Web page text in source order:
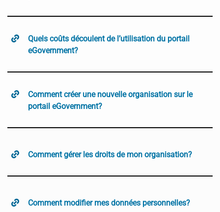
Quels coûts découlent de l’utilisation du portail
eGovernment?
Comment créer une nouvelle organisation sur le
portail eGovernment?
Comment gérer les droits de mon organisation?
Comment modifier mes données personnelles?